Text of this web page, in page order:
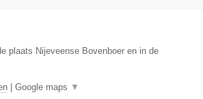
plaats Nijeveense Bovenboer en in de
| Google maps ▼